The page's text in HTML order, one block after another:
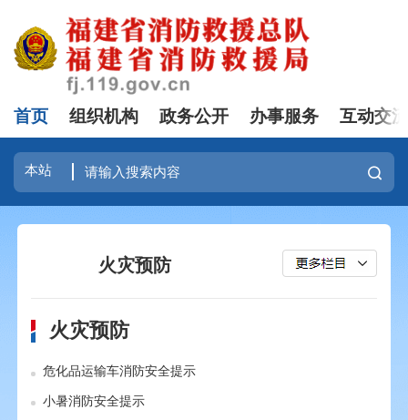
首页 组织机构 政务公开 办事服务 互动交
火灾预防
火灾预防
危化品运输车消防安全提示
小暑消防安全提示